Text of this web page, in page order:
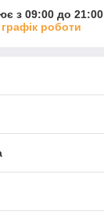
з 09:00 до 21:00
роботи